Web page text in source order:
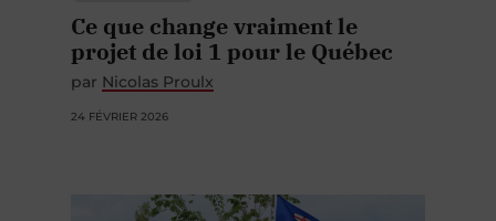
Ce que change vraiment le
projet de loi 1 pour le Québec
par Nicolas Proulx
24 FÉVRIER 2026